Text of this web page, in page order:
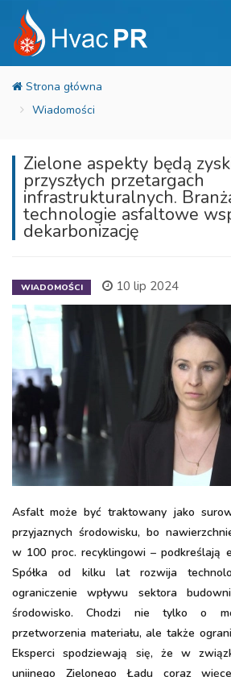
Wiadomości
Zielone aspekty będą
przyszłych przetargach
infrastrukturalnych.
technologie asfaltowe
dekarbonizację
WIADOMOŚCI 10 lip 2024
Asfalt może być traktowany jako
przyjaznych środowisku, bo
w 100 proc. recyklingowi – podkreślają
Spółka od kilku lat rozwija
ograniczenie wpływu sektora
środowisko. Chodzi nie tylko o
przetworzenia materiału, ale także
Eksperci spodziewają się, że w
unijnego Zielonego Ładu coraz